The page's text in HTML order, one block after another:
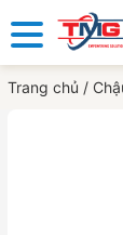
Trang chủ /